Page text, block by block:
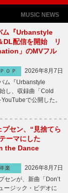
MUSIC NEWS
ム『Urbanstyle
DL配信を開始 リ
」のMVフル
ＯＰ
2026年8月7日
ム『Urbanstyle
し、収録曲「Cold
で公開した。
セン、“見捨てら
ーマにした
the Dance
楽
2026年8月7日
センが、新曲「Don’t
ジック・ビデオに